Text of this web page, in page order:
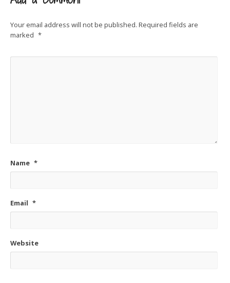
Your email address will not be published. Required fields are
marked *
Name *
Email *
Website